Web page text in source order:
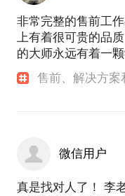
人工智能产品的销
运营体系；数字图
源库、职青春职业
人工智能的智慧图
一半以上。科大讯
监一年半，完成多
非常完整的售前工
上有着很可贵的品
的大师永远有着一
售前、解决方案
微信用户
真是找对人了！ 李